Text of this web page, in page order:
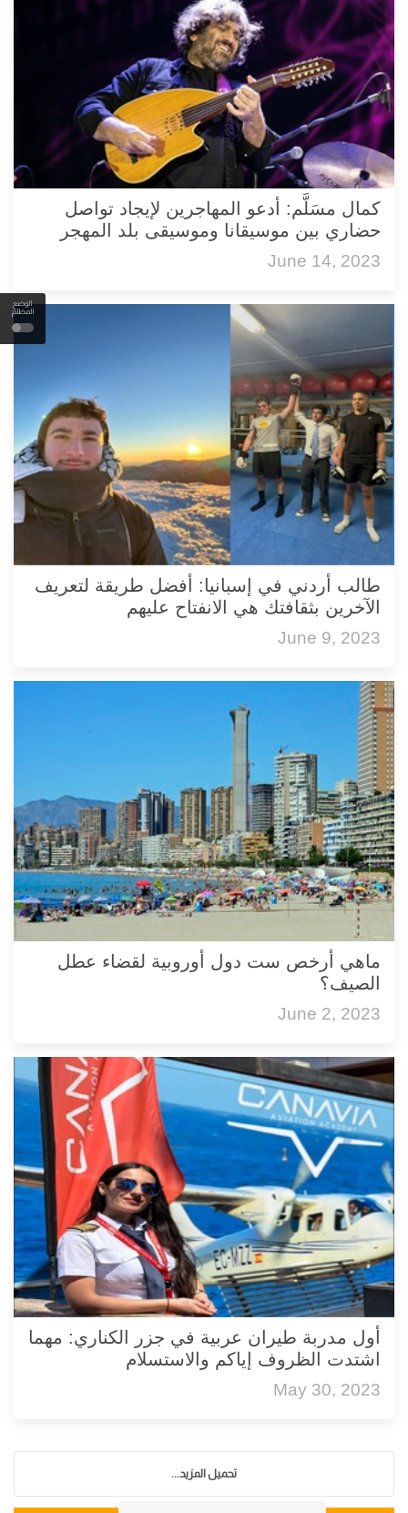
الوضع
المظلم
كمال مسَلَّم: أدعو المهاجرين لإيجاد تواصل
حضاري بين موسيقانا وموسيقى بلد المهجر
June 14, 2023
طالب أردني في إسبانيا: أفضل طريقة لتعريف
الآخرين بثقافتك هي الانفتاح عليهم
June 9, 2023
ماهي أرخص ست دول أوروبية لقضاء عطل
الصيف؟
June 2, 2023
أول مدربة طيران عربية في جزر الكناري: مهما
اشتدت الظروف إياكم والاستسلام
May 30, 2023
تحميل المزيد...